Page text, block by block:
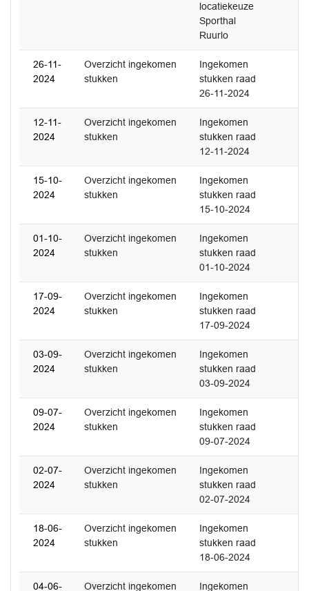
locatiekeuze
Sporthal
Ruurlo
26-11-
2024
Overzicht ingekomen
stukken
Ingekomen
stukken raad
26-11-2024
12-11-
2024
Overzicht ingekomen
stukken
Ingekomen
stukken raad
12-11-2024
15-10-
2024
Overzicht ingekomen
stukken
Ingekomen
stukken raad
15-10-2024
01-10-
2024
Overzicht ingekomen
stukken
Ingekomen
stukken raad
01-10-2024
17-09-
2024
Overzicht ingekomen
stukken
Ingekomen
stukken raad
17-09-2024
03-09-
2024
Overzicht ingekomen
stukken
Ingekomen
stukken raad
03-09-2024
09-07-
2024
Overzicht ingekomen
stukken
Ingekomen
stukken raad
09-07-2024
02-07-
2024
Overzicht ingekomen
stukken
Ingekomen
stukken raad
02-07-2024
18-06-
2024
Overzicht ingekomen
stukken
Ingekomen
stukken raad
18-06-2024
04-06-
Overzicht ingekomen
Ingekomen